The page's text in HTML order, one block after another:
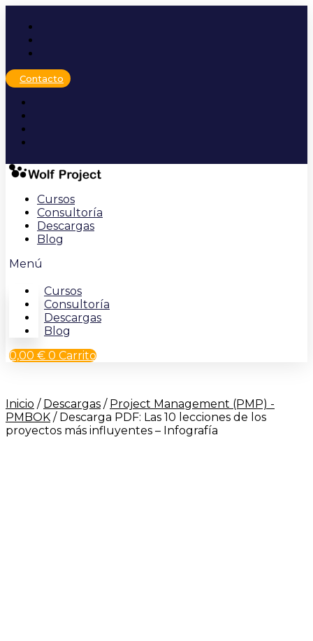
contenido
Contacto
Cursos
Consultoría
Descargas
Blog
Menú
Cursos
Consultoría
Descargas
Blog
0,00 € 0 Carrito
Inicio / Descargas / Project Management (PMP) -
PMBOK / Descarga PDF: Las 10 lecciones de los
proyectos más influyentes – Infografía